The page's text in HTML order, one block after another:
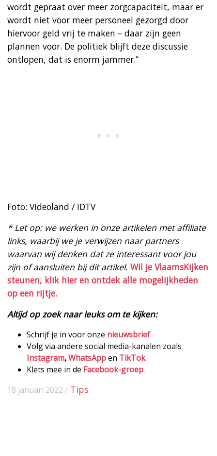
wordt gepraat over meer zorgcapaciteit, maar er
wordt niet voor meer personeel gezorgd door
hiervoor geld vrij te maken – daar zijn geen
plannen voor. De politiek blijft deze discussie
ontlopen, dat is enorm jammer.”
Foto: Videoland / IDTV
* Let op: we werken in onze artikelen met affiliate
links, waarbij we je verwijzen naar partners
waarvan wij denken dat ze interessant voor jou
zijn of aansluiten bij dit artikel. Wil je VlaamsKijken
steunen, klik hier en ontdek alle mogelijkheden
op een rijtje.
Altijd op zoek naar leuks om te kijken:
Schrijf je in voor onze nieuwsbrief
Volg via andere social media-kanalen zoals
Instagram,WhatsAppen TikTok.
Klets mee in de Facebook-groep.
18 januari 2022 / Tips